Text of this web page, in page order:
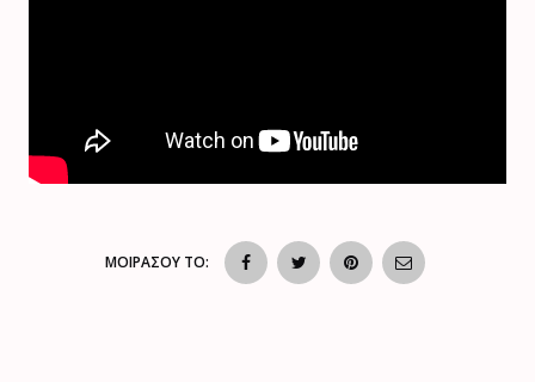
ΜΟΙΡΑΣΟΥ ΤΟ: